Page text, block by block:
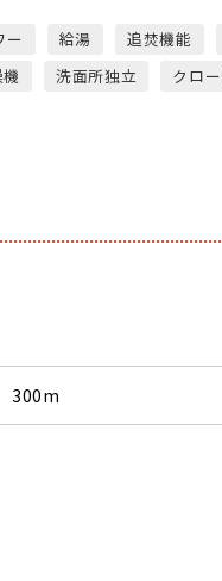
ー 給湯 追焚機能
洗面所独立 クロ
300m